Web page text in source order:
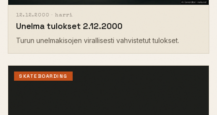
12.12.2000 · harri
Unelma tulokset 2.12.2000
Turun unelmakisojen virallisesti vahvistetut tulokset.
SKATEBOARDING